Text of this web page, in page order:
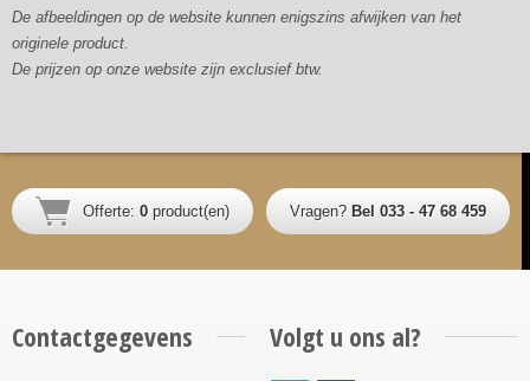
De afbeeldingen op de website kunnen enigszins afwijken van het
originele product.
De prijzen op onze website zijn exclusief btw.
Offerte: 0 product(en) Vragen? Bel 033 - 47 68 459
Contactgegevens Volgt u ons al?